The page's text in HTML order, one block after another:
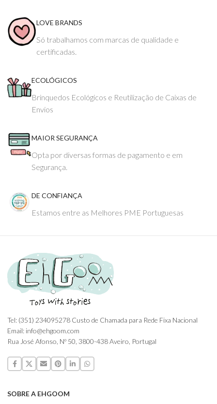
LOVE BRANDS
Só trabalhamos com marcas de qualidade e
certificadas.
ECOLÓGICOS
Brinquedos Ecológicos e Reutilização de Caixas de
Envios
MAIOR SEGURANÇA
Opta por diversas formas de pagamento e em
Segurança.
DE CONFIANÇA
Estamos entre as Melhores PME Portuguesas
Tel: (351) 234095278 Custo de Chamada para Rede Fixa Nacional
Email: info@ehgoom.com
Rua José Afonso, Nº 50, 3800-438 Aveiro, Portugal
SOBRE A EHGOOM